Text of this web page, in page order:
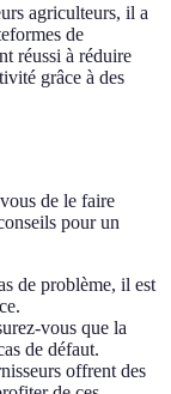
agriculteurs, il a
de
réussi à réduire
grâce à des
de le faire
pour un
de problème, il est
vous que la
de défaut.
offrent des